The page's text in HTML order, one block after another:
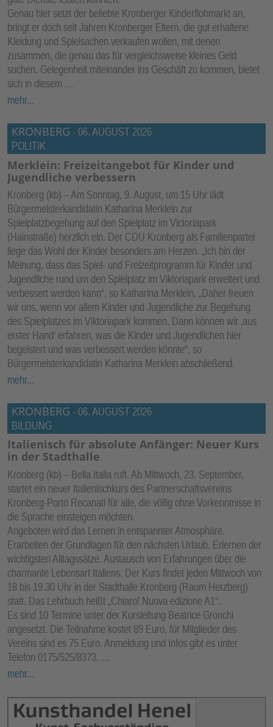
Genau hier setzt der beliebte Kronberger Kinderflohmarkt an,
bringt er doch seit Jahren Kronberger Eltern, die gut erhaltene
Kleidung und Spielsachen verkaufen wollen, mit denen
zusammen, die genau das für vergleichsweise kleines Geld
suchen. Gelegenheit miteinander ins Geschäft zu kommen, bietet
sich in diesem …
mehr...
KRONBERG - 06. AUGUST 2026
POLITIK
Merklein: Freizeitangebot für Kinder und
Jugendliche verbessern
Kronberg (kb) – Am Sonntag, 9. August, um 15 Uhr lädt
Bürgermeisterkandidatin Katharina Merklein zur
Spielplatzbegehung auf den Spielplatz im Victoriapark
(Hainstraße) herzlich ein. Der CDU Kronberg als Familienpartei
liege das Wohl der Kinder besonders am Herzen. „Ich bin der
Meinung, dass das Spiel- und Freizeitprogramm für Kinder und
Jugendliche rund um den Spielplatz im Viktoriapark erweitert und
verbessert werden kann“, so Katharina Merklein. „Daher freuen
wir uns, wenn vor allem Kinder und Jugendliche zur Begehung
des Spielplatzes im Viktoriapark kommen. Dann können wir ‚aus
erster Hand‘ erfahren, was die Kinder und Jugendlichen hier
begeistert und was verbessert werden könnte“, so
Bürgermeisterkandidatin Katharina Merklein abschließend.
mehr...
KRONBERG - 06. AUGUST 2026
BILDUNG
Italienisch für absolute Anfänger: Neuer Kurs
in der Stadthalle
Kronberg (kb) – Bella Italia ruft. Ab Mittwoch, 23. September,
startet ein neuer Italienischkurs des Partnerschaftsvereins
Kronberg-Porto Recanati für alle, die völlig ohne Vorkenntnisse in
die Sprache einsteigen möchten.
Angeboten wird das Lernen in entspannter Atmosphäre.
Erarbeiten der Grundlagen für den nächsten Urlaub. Erlernen der
wichtigsten Alltagssätze. Austausch von Erfahrungen über die
charmante Lebensart Italiens. Der Kurs findet jeden Mittwoch von
18 bis 19.30 Uhr in der Stadthalle Kronberg (Raum Herzberg)
statt. Das Lehrbuch heißt „Chiaro! Nuova edizione A1“.
Es sind 10 Termine unter der Kursleitung Beatrice Gronchi
angesetzt. Die Teilnahme kostet 89 Euro, für Mitglieder des
Vereins sind es 75 Euro. Anmeldung und Infos gibt es unter
Telefon 0175/525/8373, …
mehr...